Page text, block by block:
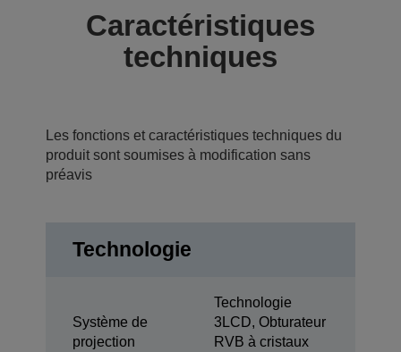
Caractéristiques
techniques
Les fonctions et caractéristiques techniques du
produit sont soumises à modification sans
préavis
Technologie
Système de
projection
Technologie
3LCD, Obturateur
RVB à cristaux